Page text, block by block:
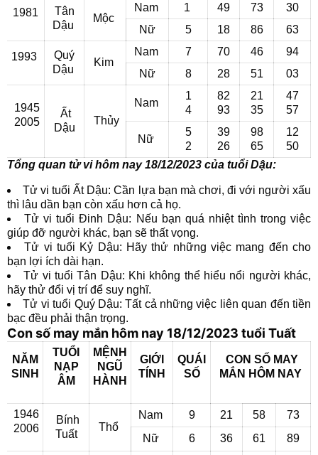
1981
Tân
Dậu
Mộc
Nam 1 49 73
30
Nữ
5 18 86 63
1993
Quý
Dậu
Kim
Nam 7 70 46
94
Nữ
8 28 51 03
1945
2005
Ất
Dậu
Thủy
Nam
1
4
82
93
21
35
47
57
Nữ
5
2
39
26
98
65
12
50
Tổng quan tử vi hôm nay 18/12/2023 của tuổi Dậu:
Tử vi tuổi Ất Dậu: Cần lựa bạn mà chơi, đi với người xấu
thì lâu dần bạn còn xấu hơn cả họ.
Tử vi tuổi Đinh Dậu: Nếu bạn quá nhiệt tình trong việc
giúp đỡ người khác, bạn sẽ thất vọng.
Tử vi tuổi Kỷ Dậu: Hãy thử những việc mang đến cho
bạn lợi ích dài hạn.
Tử vi tuổi Tân Dậu: Khi không thể hiểu nổi người khác,
hãy thử đổi vị trí để suy nghĩ.
Tử vi tuổi Quý Dậu: Tất cả những việc liên quan đến tiền
bạc đều phải thận trọng.
Con số may mắn hôm nay 18/12/2023 tuổi Tuất
NĂM
SINH
TUỔI
NẠP
ÂM
MỆNH
NGŨ
HÀNH
GIỚI
TÍNH
QUÁI
SỐ
CON SỐ MAY
MẮN HÔM NAY
1946
2006
Bính
Tuất
Thổ
Nam 9 21 58
73
Nữ
6 36 61 89